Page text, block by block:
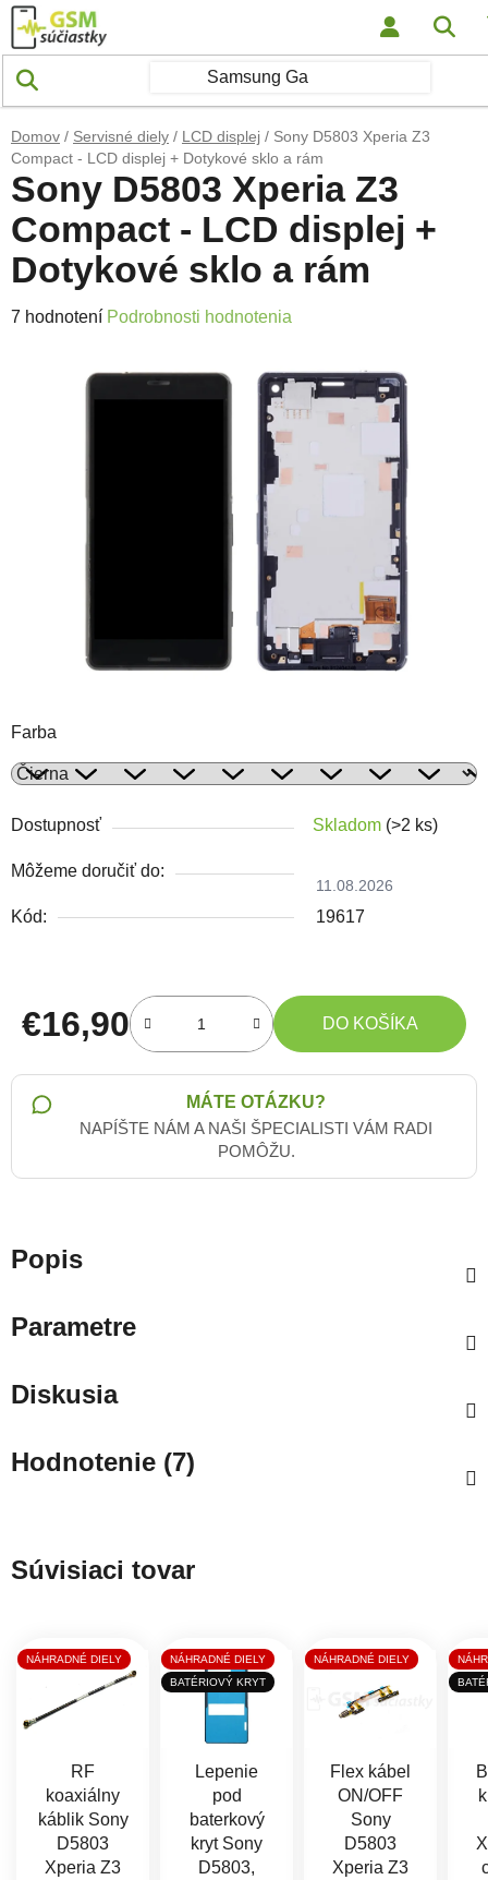
Prejsť na obsah
Domov / Servisné diely / LCD displej / Sony D5803 Xperia Z3
Compact - LCD displej + Dotykové sklo a rám
Farba
Dostupnosť Skladom (>2 ks)
Môžeme doručiť do:
11.08.2026
Kód: 19617
€16,90
Jednotková cena:
DO KOŠÍKA
MÁTE OTÁZKU?
NAPÍŠTE NÁM A NAŠI ŠPECIALISTI VÁM RADI
POMÔŽU.
Sony D5803 Xperia Z3
Compact - LCD displej +
Dotykové sklo a rám
Priemerné hodnotenie produktu je 5,0 z 5 hviezdičiek.
7 hodnotení Podrobnosti hodnotenia
Popis
Parametre
Diskusia
Hodnotenie (7)
Súvisiaci tovar
NÁHRADNÉ DIELY
RF
koaxiálny
káblik Sony
D5803
Xperia Z3
NÁHRADNÉ DIELY
BATÉRIOVÝ KRYT
Lepenie
pod
baterkový
kryt Sony
D5803,
NÁHRADNÉ DIELY
Flex kábel
ON/OFF
Sony
D5803
Xperia Z3